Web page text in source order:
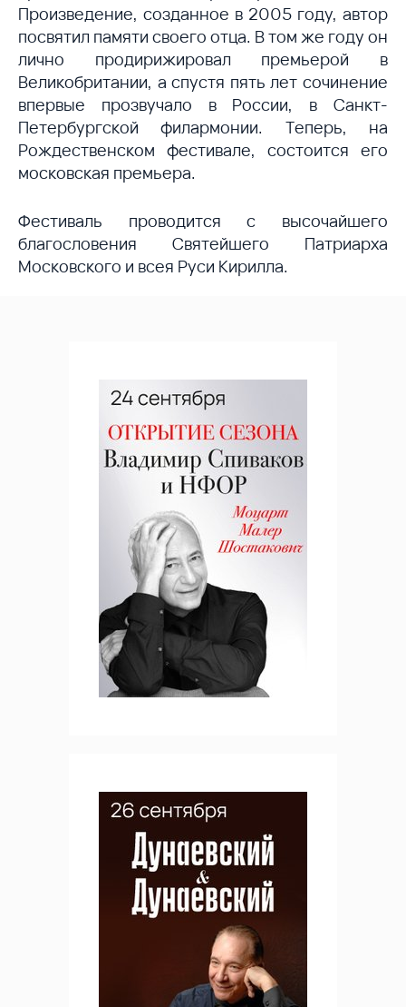
Произведение, созданное в 2005 году, автор
посвятил памяти своего отца. В том же году он
лично продирижировал премьерой в
Великобритании, а спустя пять лет сочинение
впервые прозвучало в России, в Санкт-
Петербургской филармонии. Теперь, на
Рождественском фестивале, состоится его
московская премьера.
Фестиваль проводится с высочайшего
благословения Святейшего Патриарха
Московского и всея Руси Кирилла.